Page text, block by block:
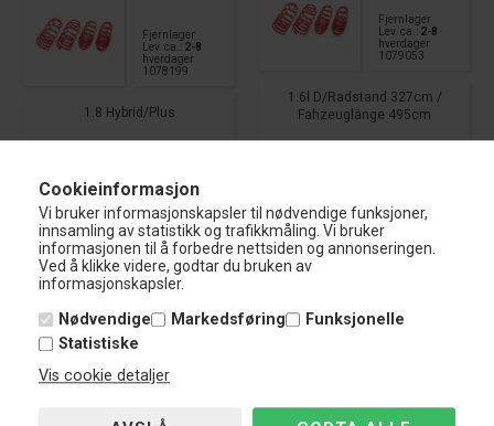
Cookieinformasjon
Vi bruker informasjonskapsler til nødvendige funksjoner,
innsamling av statistikk og trafikkmåling. Vi bruker
informasjonen til å forbedre nettsiden og annonseringen.
Ved å klikke videre, godtar du bruken av
informasjonskapsler.
Nødvendige Markedsføring
Funksjonelle
Statistiske
Vis cookie detaljer
Fjernlager
Lev. ca.: 2-8
hverdager
1078199
1.8 Hybrid/Plus
1.748,- KJØP
Fjernlager
Lev. ca.:
2-8
hverdager
1079053
1.6l D/Radstand 327cm /
Fahzeuglänge 495cm
TA-Technix Senkesett Toyota
Proace
TA-Technix Senkesett Toyota
Årgang:2016 -